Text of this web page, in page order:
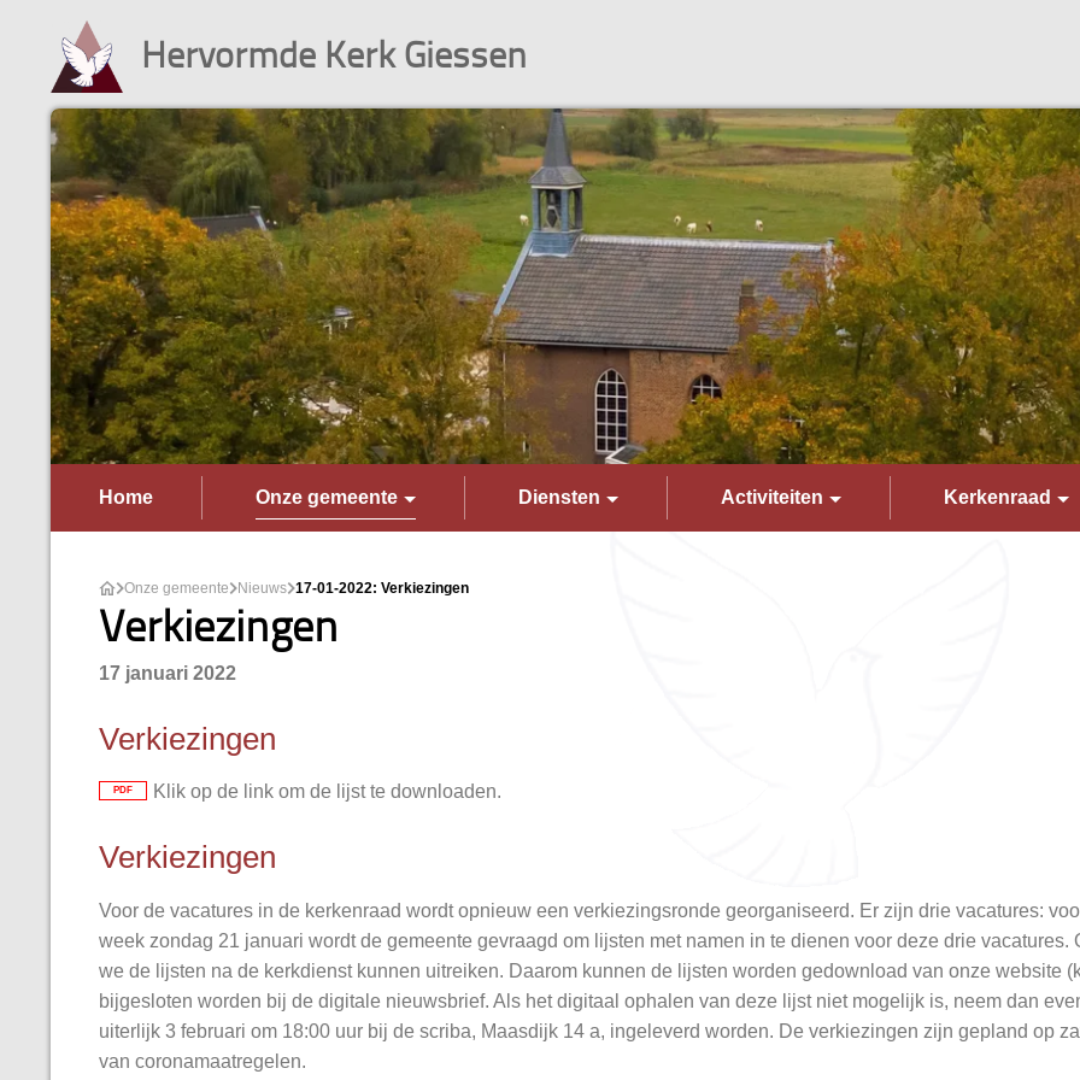
Hervormde Kerk Giessen
Home Onze gemeente Diensten Activiteiten Kerkenraad
Onze gemeente Nieuws 17-01-2022: Verkiezingen
Verkiezingen
17 januari 2022
Verkiezingen
PDF Klik op de link om de lijst te downloaden.
Verkiezingen
Voor de vacatures in de kerkenraad wordt opnieuw een verkiezingsronde georganiseerd. Er zijn drie vacatures:
week zondag 21 januari wordt de gemeente gevraagd om lijsten met namen in te dienen voor deze drie
we de lijsten na de kerkdienst kunnen uitreiken. Daarom kunnen de lijsten worden gedownload van onze website
bijgesloten worden bij de digitale nieuwsbrief. Als het digitaal ophalen van deze lijst niet mogelijk is, neem dan
uiterlijk 3 februari om 18:00 uur bij de scriba, Maasdijk 14 a, ingeleverd worden. De verkiezingen zijn gepland op
van coronamaatregelen.